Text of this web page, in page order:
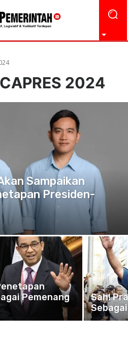
2024
Sampaikan
Presiden-
Pemenang
Sah!